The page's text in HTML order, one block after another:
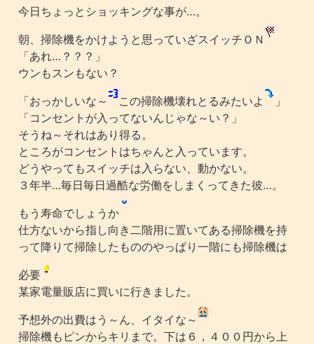
今日ちょっとショッキングな事が…。
朝、掃除機をかけようと思っていざスイッチＯＮ
「あれ…？？？」
ウンもスンもない？
「おっかしいな～
この掃除機壊れとるみたいよ
」
「コンセントが入ってないんじゃな～い？」
そうね～それはあり得る。
ところがコンセントはちゃんと入っています。
どうやってもスイッチは入らない、動かない。
３年半…毎日毎日過酷な労働をしまくってきた彼…。
もう寿命でしょうか
仕方ないから指し向き二階用に置いてある掃除機を持
って降りて掃除したもののやっぱり一階にも掃除機は
必要
某家電量販店に買いに行きました。
予想外の出費はう～ん、イタイな～
掃除機もピンからキリまで。下は６，４００円から上